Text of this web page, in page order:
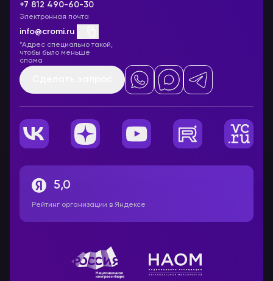
+7 812 490-60-30
Электронная почта
info@cromi.ru
*Адрес специально такой,
чтобы было меньше
спама
5,0
Рейтинг организации в Яндексе